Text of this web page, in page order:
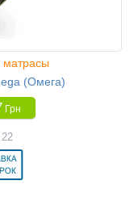
матрасы
(Омега)
Грн